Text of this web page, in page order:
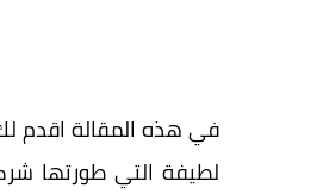
في هذه المقالة اقدم